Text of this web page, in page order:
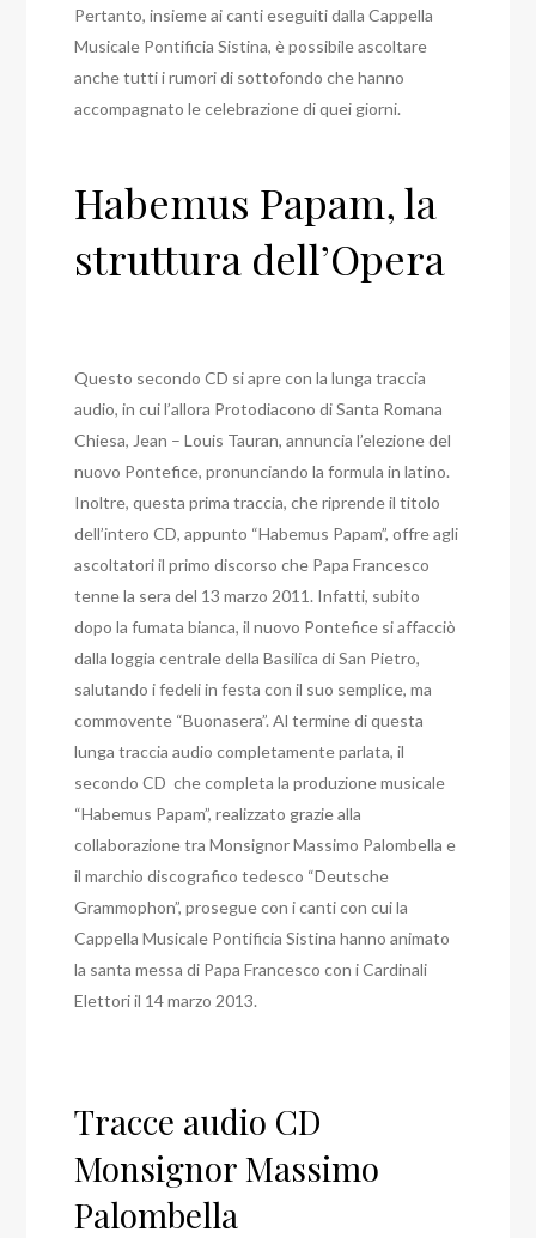
Pertanto, insieme ai canti eseguiti dalla Cappella
Musicale Pontificia Sistina, è possibile ascoltare
anche tutti i rumori di sottofondo che hanno
accompagnato le celebrazione di quei giorni.
Habemus Papam, la
struttura dell’Opera
Questo secondo CD si apre con la lunga traccia
audio, in cui l’allora Protodiacono di Santa Romana
Chiesa, Jean – Louis Tauran, annuncia l’elezione del
nuovo Pontefice, pronunciando la formula in latino.
Inoltre, questa prima traccia, che riprende il titolo
dell’intero CD, appunto “Habemus Papam”, offre agli
ascoltatori il primo discorso che Papa Francesco
tenne la sera del 13 marzo 2011. Infatti, subito
dopo la fumata bianca, il nuovo Pontefice si affacciò
dalla loggia centrale della Basilica di San Pietro,
salutando i fedeli in festa con il suo semplice, ma
commovente “Buonasera”. Al termine di questa
lunga traccia audio completamente parlata, il
secondo CD che completa la produzione musicale
“Habemus Papam”, realizzato grazie alla
collaborazione tra Monsignor Massimo Palombella e
il marchio discografico tedesco “Deutsche
Grammophon”, prosegue con i canti con cui la
Cappella Musicale Pontificia Sistina hanno animato
la santa messa di Papa Francesco con i Cardinali
Elettori il 14 marzo 2013.
Tracce audio CD
Monsignor Massimo
Palombella